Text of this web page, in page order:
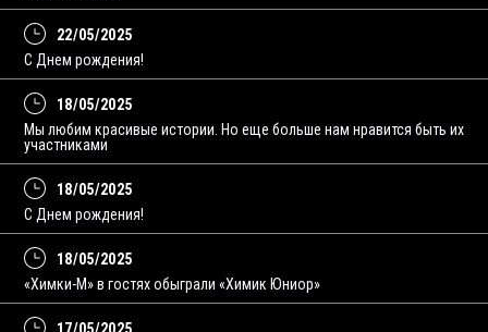
22/05/2025
С Днем рождения!
18/05/2025
Мы любим красивые истории. Но еще больше нам нравится быть их
участниками
18/05/2025
С Днем рождения!
18/05/2025
«Химки-М» в гостях обыграли «Химик Юниор»